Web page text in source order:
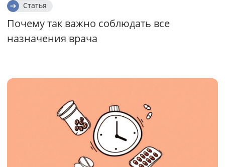
Статья
Почему так важно соблюдать все
назначения врача